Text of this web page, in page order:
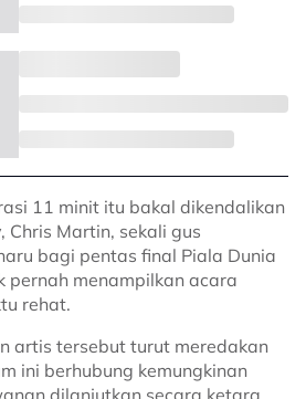
11 minit itu bakal dikendalikan
Chris Martin, sekali gus
bagi pentas final Piala Dunia
pernah menampilkan acara
rehat.
artis tersebut turut meredakan
ini berhubung kemungkinan
dilanjutkan secara ketara